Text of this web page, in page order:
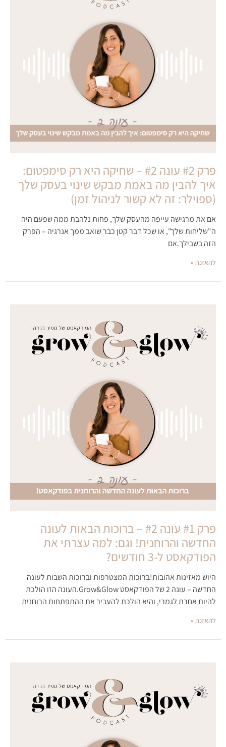
פרק #2 עונה #2 – שחיקה היא רק סימפטום:
איך להבין מה באמת מבקש שינוי בעסק שלך
(ספוילר: זה לא קשור לניהול זמן)
אם את מרגישה עייפה מהעסק שלך, פחות נלהבת ממה שפעם היה
ה"שליחות שלך", או שכל דבר קטן כבר שואב ממך אנרגיה – הפרק
הזה בשבילך.אם
להאזנה »
פרק #1 עונה #2 – ברוכות הבאות לעונה
החדשה והרוחנית! וגם: למה עצרתי את
הפודקאסט ל-3 חודשים?
היוש מאזינות אהובות!ברוכות המצטרפות וברוכות השבות לעונה
החדשה – עונה 2 של הפודקאסט Grow&Glow.העונה הזו הולכת
להיות אחרת לגמרי, והיא הולכת להעביר את ההתפתחות הרוחנית
להאזנה »